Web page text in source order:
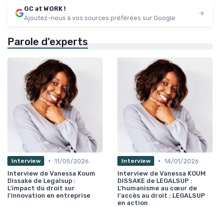
GC at WORK !
Ajoutez-nous à vos sources préférées sur Google
Parole d'experts
Interview • 11/05/2026
Interview de Vanessa Koum
Dissake de Legalsup :
L'impact du droit sur
l'innovation en entreprise
Interview • 14/01/2026
Interview de Vanessa KOUM
DISSAKE de LEGALSUP :
L'humanisme au cœur de
l'accès au droit : LEGALSUP
en action